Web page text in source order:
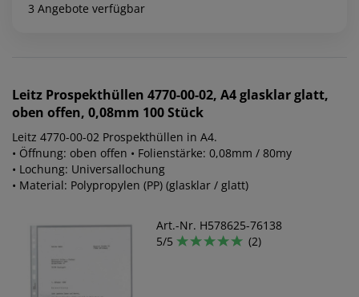
3 Angebote verfügbar
Leitz Prospekthüllen 4770-00-02, A4 glasklar glatt,
oben offen, 0,08mm 100 Stück
Leitz 4770-00-02 Prospekthüllen in A4.
• Öffnung: oben offen • Folienstärke: 0,08mm / 80my
• Lochung: Universallochung
• Material: Polypropylen (PP) (glasklar / glatt)
Art.-Nr. H578625-76138
5/5
(2)